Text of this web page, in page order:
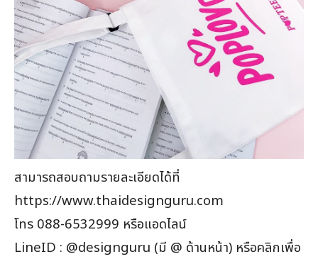
สามารถสอบถามรายละเอียดได้ที่
https://www.thaidesignguru.com
โทร 088-6532999 หรือแอดไลน์
LineID : @designguru (มี @ ด้านหน้า) หรือคลิกเพื่อ